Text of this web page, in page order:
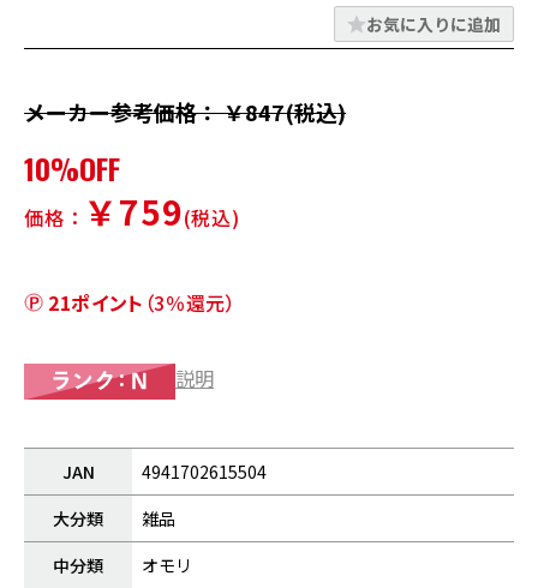
お気に入りに追加
メーカー参考価格： ￥847(税込)
10%OFF
価格： ￥759(税込)
21ポイント （3％還元）
説明
JAN
4941702615504
大分類
雑品
中分類
オモリ